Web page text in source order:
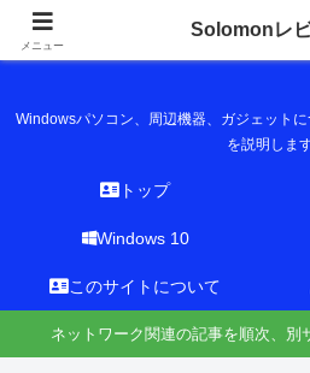
Solomonレ
Windowsパソコン、周辺機器、ガジェット
を説明しま
トップ
Windows 10
このサイトについて
ネットワーク関連の記事を順次、別
メニュー
Solomonレ